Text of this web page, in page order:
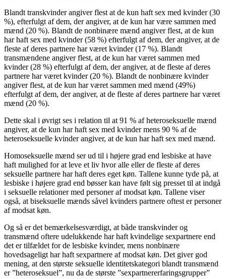
Blandt transkvinder angiver flest at de kun haft sex med kvinder (30
%), efterfulgt af dem, der angiver, at de kun har være sammen med
mænd (20 %). Blandt de nonbinære mænd angiver flest, at de kun
har haft sex med kvinder (58 %) efterfulgt af dem, der angiver, at de
fleste af deres partnere har været kvinder (17 %). Blandt
transmændene angiver flest, at de kun har været sammen med
kvinder (28 %) efterfulgt af dem, der angiver, at de fleste af deres
partnere har været kvinder (20 %). Blandt de nonbinære kvinder
angiver flest, at de kun har været sammen med mænd (49%)
efterfulgt af dem, der angiver, at de fleste af deres partnere har været
mænd (20 %).
Dette skal i øvrigt ses i relation til at 91 % af heteroseksuelle mænd
angiver, at de kun har haft sex med kvinder mens 90 % af de
heteroseksuelle kvinder angiver, at de kun har haft sex med mænd.
Homoseksuelle mænd ser ud til i højere grad end lesbiske at have
haft mulighed for at leve et liv hvor alle eller de fleste af deres
seksuelle partnere har haft deres eget køn. Tallene kunne tyde på, at
lesbiske i højere grad end bøsser kan have følt sig presset til at indgå
i seksuelle relationer med personer af modsat køn. Tallene viser
også, at biseksuelle mænds såvel kvinders partnere oftest er personer
af modsat køn.
Og så er det bemærkelsesværdigt, at både transkvinder og
transmænd oftere udelukkende har haft kvindelige sexpartnere end
det er tilfældet for de lesbiske kvinder, mens nonbinære
hovedsageligt har haft sexpartnere af modsat køn. Det giver god
mening, at den største seksuelle identitetskategori blandt transmænd
er ”heteroseksuel”, nu da de største ”sexpartnererfaringsgrupper”